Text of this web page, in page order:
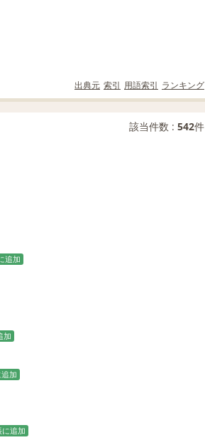
出典元 索引 用語索引 ランキング
該当件数 : 542件
追加
加
加
に追加